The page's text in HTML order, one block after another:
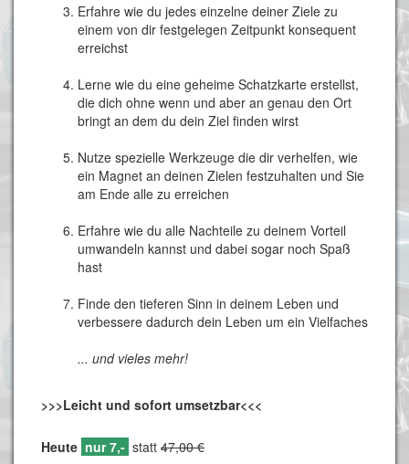
Erfahre wie du jedes einzelne deiner Ziele zu
einem von dir festgelegen Zeitpunkt konsequent
erreichst
Lerne wie du eine geheime Schatzkarte erstellst,
die dich ohne wenn und aber an genau den Ort
bringt an dem du dein Ziel finden wirst
Nutze spezielle Werkzeuge die dir verhelfen, wie
ein Magnet an deinen Zielen festzuhalten und Sie
am Ende alle zu erreichen
Erfahre wie du alle Nachteile zu deinem Vorteil
umwandeln kannst und dabei sogar noch Spaß
hast
Finde den tieferen Sinn in deinem Leben und
verbessere dadurch dein Leben um ein Vielfaches
... und vieles mehr!
>>>Leicht und sofort umsetzbar<<<
Heute nur 7,- statt 47,00 €